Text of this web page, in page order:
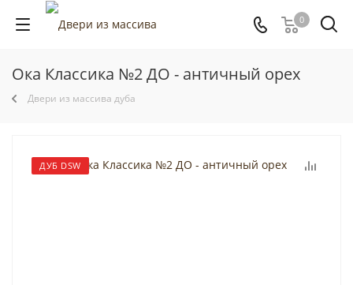
0
Ока Классика №2 ДО - античный орех
Двери из массива дуба
ДУБ DSW